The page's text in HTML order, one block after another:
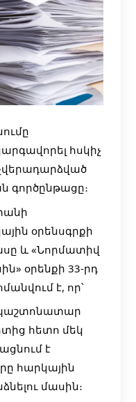
հսկիչ
գործընթացը։
օրենսգրքի
և «Նորմատիվ
օրենքի 33-րդ
է, որ՝
հետո մեկ
է
հարկային
մասին։